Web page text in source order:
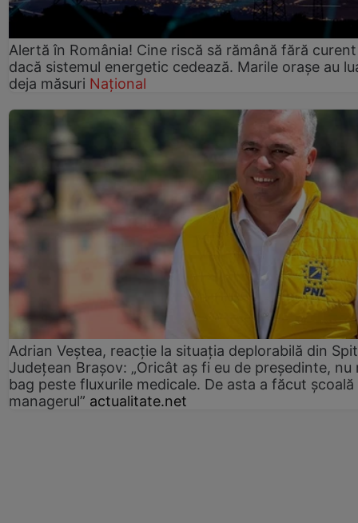
Alertă în România! Cine riscă să rămână fără curent
dacă sistemul energetic cedează. Marile orașe au
deja măsuri Național
Adrian Veștea, reacție la situația deplorabilă din
Județean Brașov: „Oricât aș fi eu de președinte, nu
bag peste fluxurile medicale. De asta a făcut școală
managerul” actualitate.net